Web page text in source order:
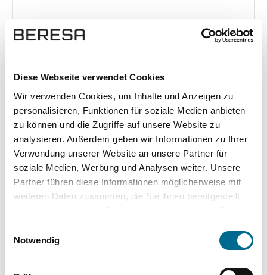
Diese Webseite verwendet Cookies
Wir verwenden Cookies, um Inhalte und Anzeigen zu
personalisieren, Funktionen für soziale Medien anbieten
zu können und die Zugriffe auf unsere Website zu
analysieren. Außerdem geben wir Informationen zu Ihrer
Verwendung unserer Website an unsere Partner für
soziale Medien, Werbung und Analysen weiter. Unsere
Partner führen diese Informationen möglicherweise mit
weiteren Daten zusammen, die Sie ihnen bereitgestellt
haben oder die sie im Rahmen Ihrer Nutzung der Dienste
Cookies, wenn Sie unsere Webseite weiterhin nutzen.
Notwendig
Exposé herunterladen [pdf]
Unsere Vorteile
wuddi Leasing Kauf
Versicherung ✔ - -
-